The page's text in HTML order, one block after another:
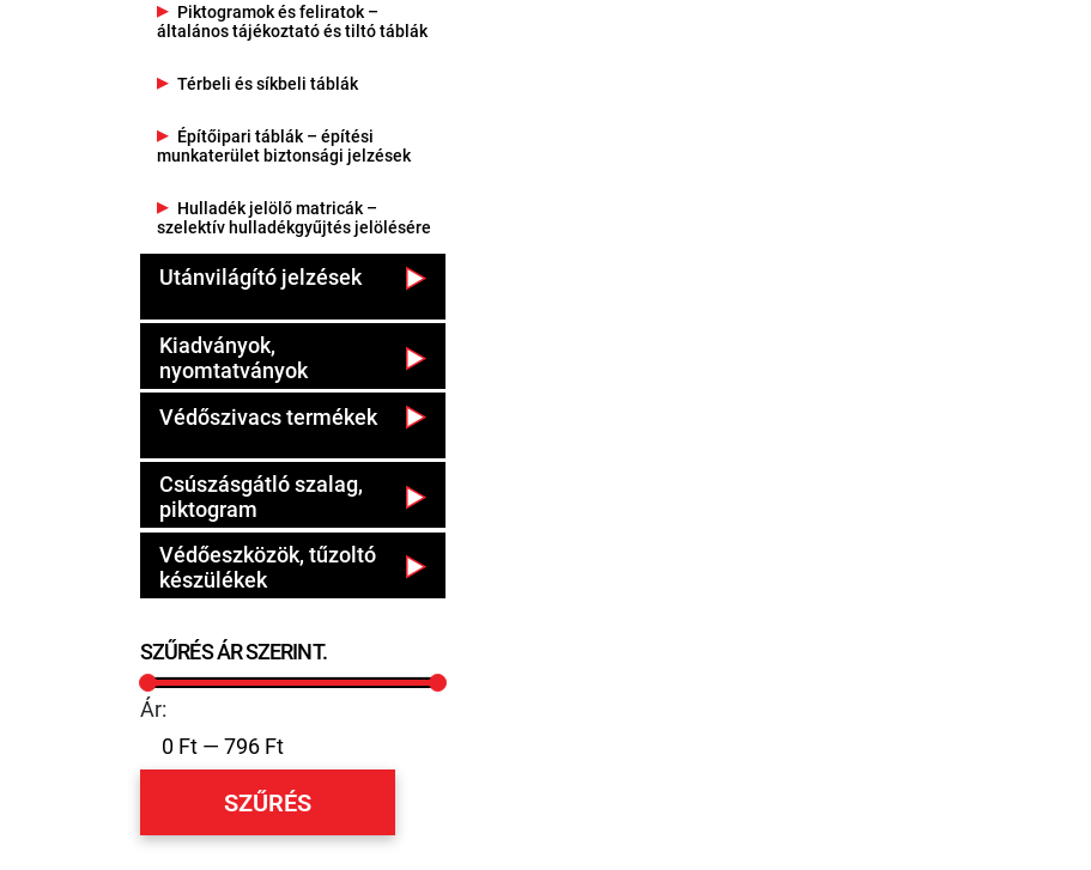
Piktogramok és feliratok –
általános tájékoztató és tiltó táblák
Térbeli és síkbeli táblák
Építőipari táblák – építési
munkaterület biztonsági jelzések
Hulladék jelölő matricák –
szelektív hulladékgyűjtés jelölésére
Utánvilágító jelzések
Kiadványok,
nyomtatványok
Védőszivacs termékek
Csúszásgátló szalag,
piktogram
Védőeszközök, tűzoltó
készülékek
SZŰRÉS ÁR SZERINT.
Ár:
SZŰRÉS